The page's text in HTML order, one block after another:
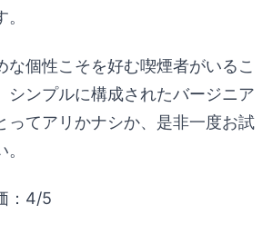
な個性こそを好む喫煙者がいるこ
シンプルに構成されたバージニア
ってアリかナシか、是非一度お試
：4/5